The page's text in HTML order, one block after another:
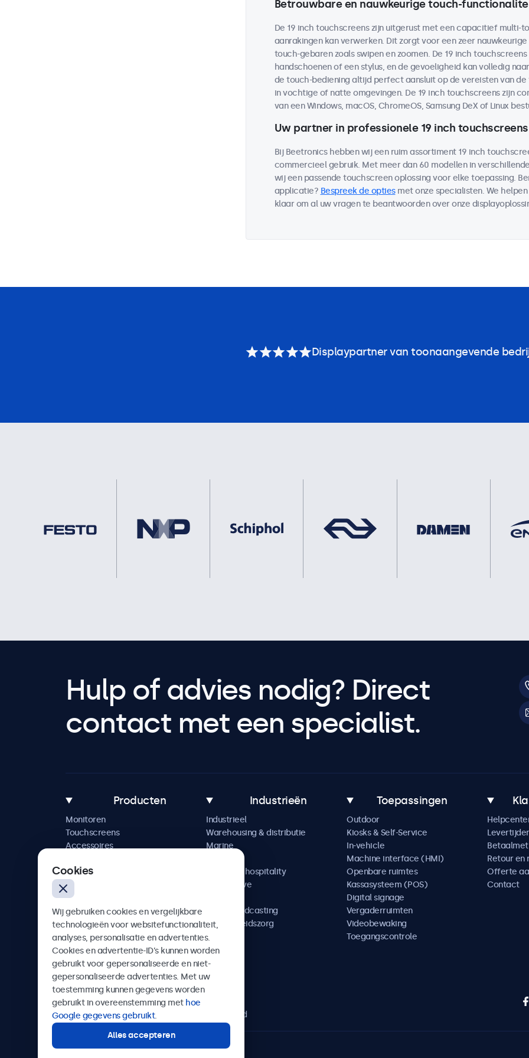
Betrouwbare en nauwkeurige touch-
De 19 inch touchscreens zijn uitgerust met een capacitief multi-
aanrakingen kan verwerken. Dit zorgt voor een zeer
touch-gebaren zoals swipen en zoomen. De 19 inch
handschoenen of een stylus, en de gevoeligheid kan volledig
de touch-bediening altijd perfect aansluit op de vereisten van
in vochtige of natte omgevingen. De 19 inch touchscreens zijn
van een Windows, macOS, ChromeOS, Samsung DeX of Linux
Uw partner in professionele 19 inch touchscreens
Bij Beetronics hebben wij een ruim assortiment 19 inch
commercieel gebruik. Met meer dan 60 modellen in
wij een passende touchscreen oplossing voor elke toepassing.
applicatie? Bespreek de optiesmet onze specialisten. We
klaar om al uw vragen te beantwoorden over onze
Displaypartner van toonaangevende
Hulp of advies nodig? Direct
contact met een specialist.
Producten
Monitoren
Touchscreens
Accessoires
Industrieën
Industrieel
Warehousing & distributie
Marine
Horeca & hospitality
Automotive
AV & Broadcasting
Gezondheidszorg
Toepassingen
Outdoor
Kiosks & Self-Service
In-vehicle
Machine interface (HMI)
Openbare ruimtes
Kassasysteem (POS)
Digital signage
Vergaderruimten
Videobewaking
Toegangscontrole
Retour en
Offerte
Contact
Beetronics
Bloemstraat 28, 1016LC Amsterdam, Nederland
Cookies
Wij gebruiken cookies en vergelijkbare
technologieën voor websitefunctionaliteit,
analyses, personalisatie en advertenties.
Cookies en advertentie-ID’s kunnen worden
gebruikt voor gepersonaliseerde en niet-
gepersonaliseerde advertenties. Met uw
toestemming kunnen gegevens worden
gebruikt in overeenstemming met hoe
Google gegevens gebruikt.
Alles accepteren